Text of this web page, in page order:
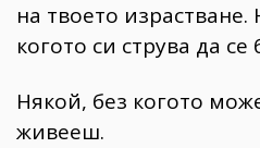
на твоето
когото си струва да
Някой, без когото
живееш.